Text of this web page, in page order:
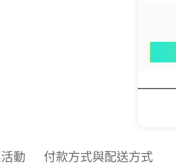
動 付款方式與配送方式